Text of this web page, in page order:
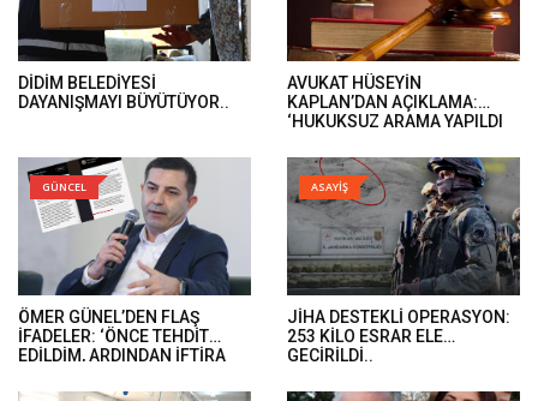
DİDİM BELEDİYESİ
DAYANIŞMAYI BÜYÜTÜYOR..
AVUKAT HÜSEYİN
KAPLAN’DAN AÇIKLAMA:
‘HUKUKSUZ ARAMA YAPILDI
DOSYALARINA EL KONULDU’..
GÜNCEL
ÖMER GÜNEL’DEN FLAŞ
İFADELER: ‘ÖNCE TEHDİT
EDİLDİM, ARDINDAN İFTİRA
ASAYİŞ
JİHA DESTEKLİ OPERASYON:
253 KİLO ESRAR ELE
GEÇİRİLDİ..